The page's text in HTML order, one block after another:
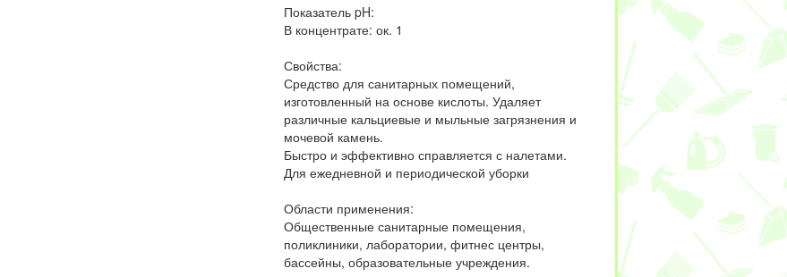
Показатель pH:
В концентрате: ок. 1
Свойства:
Средство для санитарных помещений,
изготовленный на основе кислоты. Удаляет
различные кальциевые и мыльные загрязнения и
мочевой камень.
Быстро и эффективно справляется с налетами.
Для ежедневной и периодической уборки
Области применения:
Общественные санитарные помещения,
поликлиники, лаборатории, фитнес центры,
бассейны, образовательные учреждения.